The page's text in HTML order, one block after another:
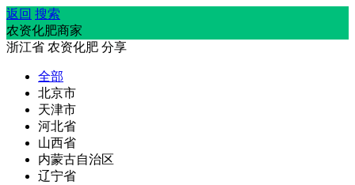
返回 搜索
农资化肥商家
浙江省 农资化肥 分享
全部
北京市
天津市
河北省
山西省
内蒙古自治区
辽宁省